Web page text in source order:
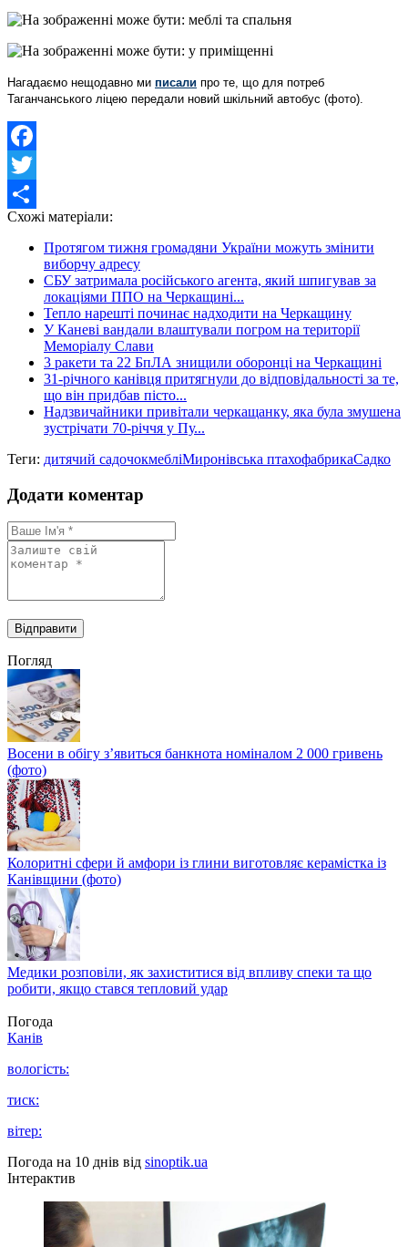
Нагадаємо нещодавно ми писали про те, що для потреб
Таганчанського ліцею передали новий шкільний автобус (фото).
Facebook
Twitter
Share
Схожі матеріали:
Протягом тижня громадяни України можуть змінити
виборчу адресу
СБУ затримала російського агента, який шпигував за
локаціями ППО на Черкащині...
Тепло нарешті починає надходити на Черкащину
У Каневі вандали влаштували погром на території
Меморіалу Слави
3 ракети та 22 БпЛА знищили оборонці на Черкащині
31-річного канівця притягнули до відповідальності за те,
що він придбав пісто...
Надзвичайники привітали черкащанку, яка була змушена
зустрічати 70-річчя у Пу...
Теги: дитячий садочокмебліМиронівська птахофабрикаСадко
Додати коментар
Погляд
Восени в обігу з’явиться банкнота номіналом 2 000 гривень
(фото)
Колоритні сфери й амфори із глини виготовляє керамістка із
Канівщини (фото)
Медики розповіли, як захиститися від впливу спеки та що
робити, якщо стався тепловий удар
Погода
Канів
вологість:
тиск:
вітер:
Погода на 10 днів від sinoptik.ua
Інтерактив